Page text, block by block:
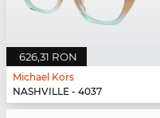
626,31 RON
Michael Kors
NASHVILLE - 4037